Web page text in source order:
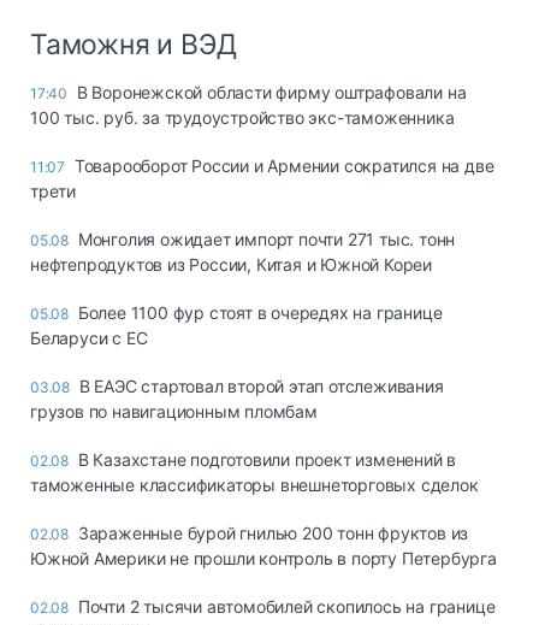
Таможня и ВЭД
17:40
В Воронежской области фирму оштрафовали на
100 тыс. руб. за трудоустройство экс-таможенника
11:07 Товарооборот России и Армении сократился на две
трети
05.08 Монголия ожидает импорт почти 271 тыс. тонн
нефтепродуктов из России, Китая и Южной Кореи
05.08 Более 1100 фур стоят в очередях на границе
Беларуси с ЕС
03.08 В ЕАЭС стартовал второй этап отслеживания
грузов по навигационным пломбам
02.08 В Казахстане подготовили проект изменений в
таможенные классификаторы внешнеторговых сделок
02.08 Зараженные бурой гнилью 200 тонн фруктов из
Южной Америки не прошли контроль в порту Петербурга
02.08 Почти 2 тысячи автомобилей скопилось на границе